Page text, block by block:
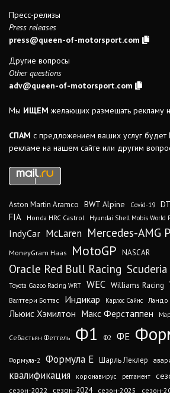
Пресс-релизы
Press releases
press@queen-of-motorsport.com
Другие вопросы
Other questions
adv@queen-of-motorsport.com
Мы ИЩЕМ желающих размещать рекламу
СПАМ с предложением ваших услуг будет
рекламе на нашем сайте или другим
Aston Martin Aramco BWT Alpine Covid-19
FIA Honda HRC Castrol Hyundai Shell Mobis World
IndyCar McLaren Mercedes-AMG
MoneyGram Haas MotoGP NASCAR
Oracle Red Bull Racing
Toyota Gazoo Racing WRT WEC Williams Racing
Валттери Боттас
Индикар Карлос Сайнс
Льюис Хэмилтон Макс Ферстаппен
Себастьян Феттель Ф1 Ф2 ФЕ
Формула-2 Формула Е Шарль Леклер
квалификация коронавирус регламент
сезон-2022 сезон-2024 сезон-2025 сезон-